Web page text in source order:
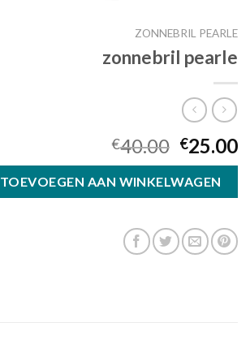
ZONNEBRIL PEARLE
zonnebril pearle
€40.00 €25.00
TOEVOEGEN AAN WINKELWAGEN